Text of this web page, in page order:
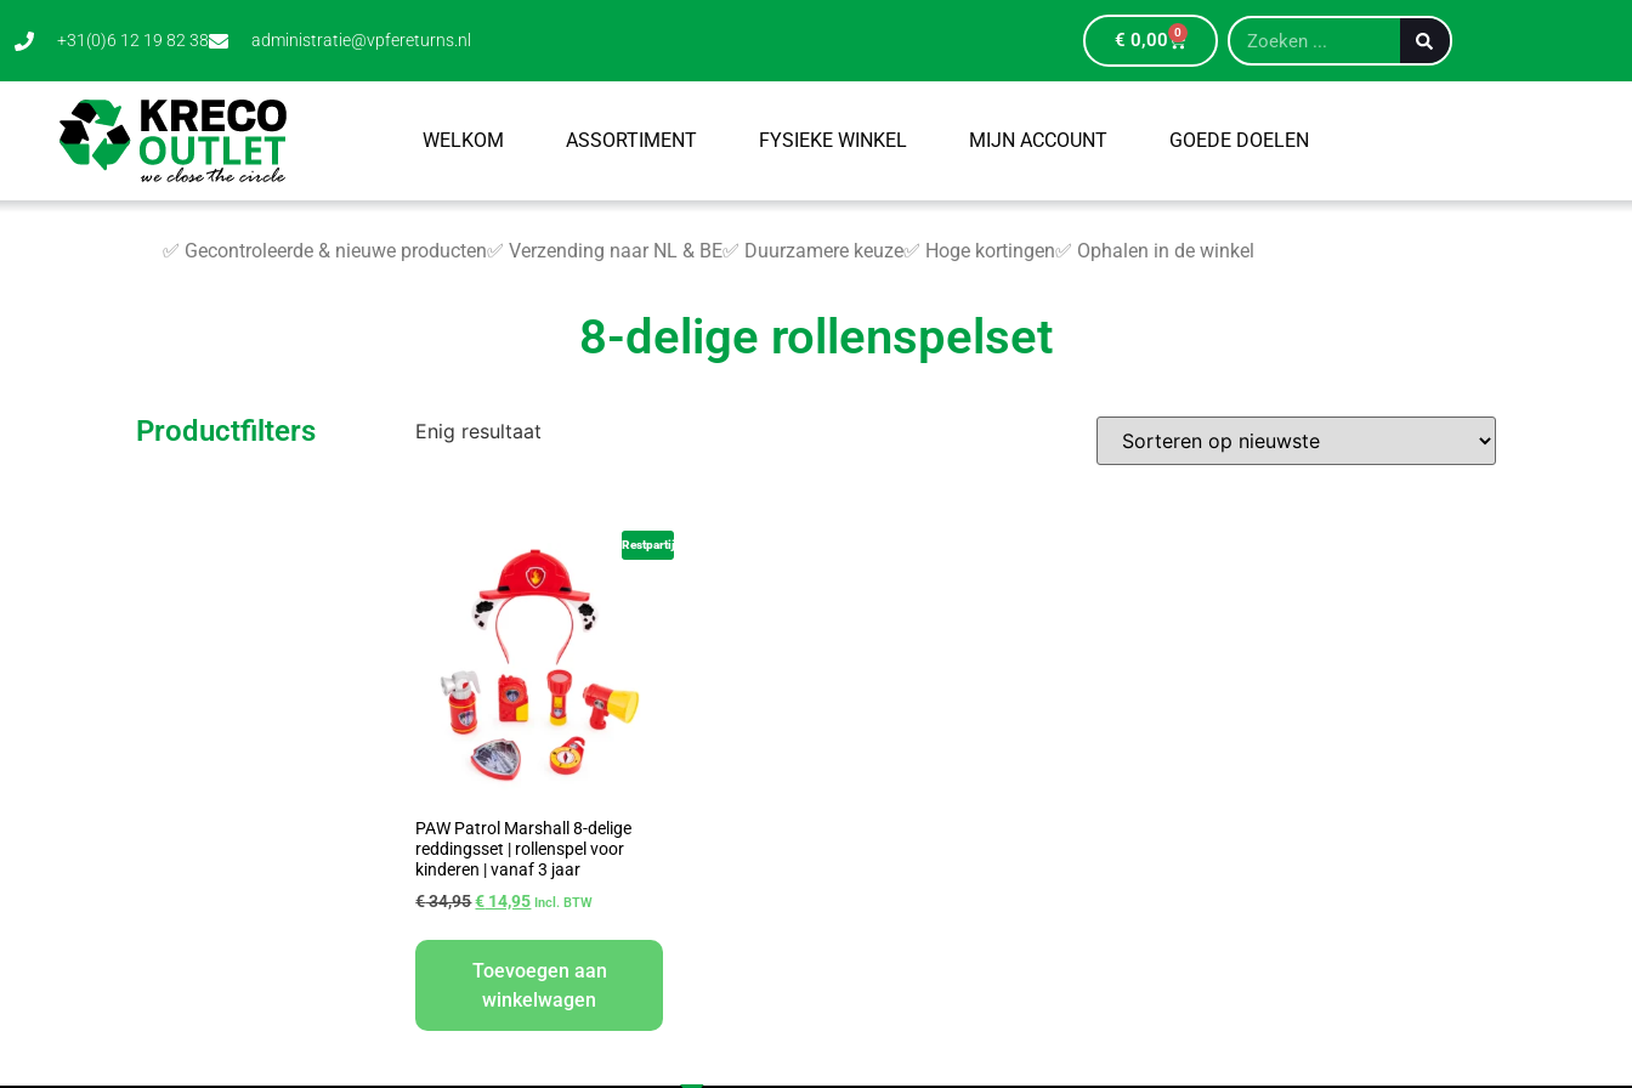
+31(0)6 12 19 82 38 administratie@vpfereturns.nl € 0,00 0
WELKOM ASSORTIMENT FYSIEKE WINKEL MIJN ACCOUNT GOEDE DOELEN
✅ Gecontroleerde & nieuwe producten✅ Verzending naar NL & BE✅ Duurzamere keuze✅ Hoge kortingen✅ Ophalen in de winkel
8-delige rollenspelset
Productfilters Enig resultaat
Restpartij
PAW Patrol Marshall 8-delige
reddingsset | rollenspel voor
kinderen | vanaf 3 jaar
€34,95€ 14,95 Incl. BTW
Toevoegen aan
winkelwagen